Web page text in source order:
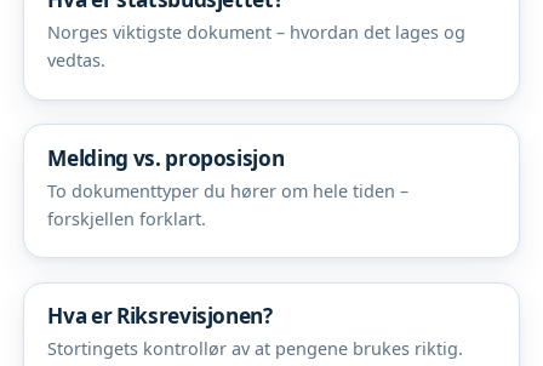
Norges viktigste dokument – hvordan det lages og
vedtas.
Melding vs. proposisjon
To dokumenttyper du hører om hele tiden –
forskjellen forklart.
Hva er Riksrevisjonen?
Stortingets kontrollør av at pengene brukes riktig.